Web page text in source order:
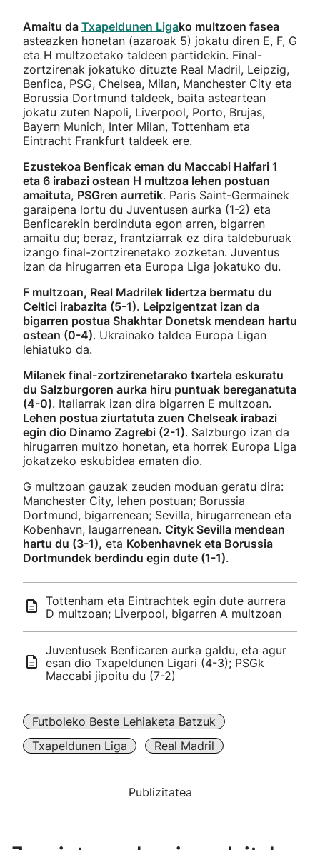
Amaitu da Txapeldunen Ligako multzoen fasea
asteazken honetan (azaroak 5) jokatu diren E, F, G
eta H multzoetako taldeen partidekin. Final-
zortzirenak jokatuko dituzte Real Madril, Leipzig,
Benfica, PSG, Chelsea, Milan, Manchester City eta
Borussia Dortmund taldeek, baita asteartean
jokatu zuten Napoli, Liverpool, Porto, Brujas,
Bayern Munich, Inter Milan, Tottenham eta
Eintracht Frankfurt taldeek ere.
Ezustekoa Benficak eman du Maccabi Haifari 1
eta 6 irabazi ostean H multzoa lehen postuan
amaituta, PSGren aurretik. Paris Saint-Germainek
garaipena lortu du Juventusen aurka (1-2) eta
Benficarekin berdinduta egon arren, bigarren
amaitu du; beraz, frantziarrak ez dira taldeburuak
izango final-zortzirenetako zozketan. Juventus
izan da hirugarren eta Europa Liga jokatuko du.
F multzoan, Real Madrilek lidertza bermatu du
Celtici irabazita (5-1). Leipzigentzat izan da
bigarren postua Shakhtar Donetsk mendean hartu
ostean (0-4). Ukrainako taldea Europa Ligan
lehiatuko da.
Milanek final-zortzirenetarako txartela eskuratu
du Salzburgoren aurka hiru puntuak bereganatuta
(4-0). Italiarrak izan dira bigarren E multzoan.
Lehen postua ziurtatuta zuen Chelseak irabazi
egin dio Dinamo Zagrebi (2-1). Salzburgo izan da
hirugarren multzo honetan, eta horrek Europa Liga
jokatzeko eskubidea ematen dio.
G multzoan gauzak zeuden moduan geratu dira:
Manchester City, lehen postuan; Borussia
Dortmund, bigarrenean; Sevilla, hirugarrenean eta
Kobenhavn, laugarrenean. Cityk Sevilla mendean
hartu du (3-1), eta Kobenhavnek eta Borussia
Dortmundek berdindu egin dute (1-1).
Tottenham eta Eintrachtek egin dute aurrera
D multzoan; Liverpool, bigarren A multzoan
Juventusek Benficaren aurka galdu, eta agur
esan dio Txapeldunen Ligari (4-3); PSGk
Maccabi jipoitu du (7-2)
Futboleko Beste Lehiaketa Batzuk
Txapeldunen Liga
Real Madril
Publizitatea